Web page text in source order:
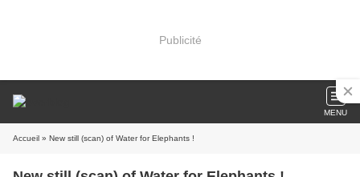
Publicité
MENU
Accueil » New still (scan) of Water for Elephants !